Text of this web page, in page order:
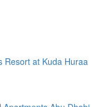
Resort at Kuda Huraa